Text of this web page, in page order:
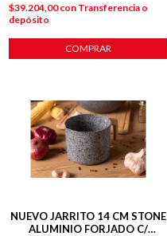
$39.204,00con Transferencia o
depósito
COMPRAR
NUEVO JARRITO 14 CM STONE
ALUMINIO FORJADO C/